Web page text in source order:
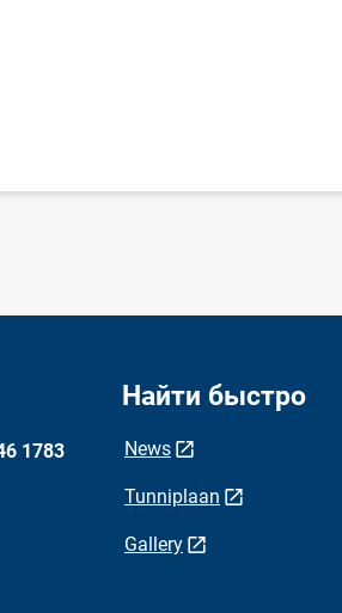
1783
Найти быстро
News
Tunniplaan
Gallery